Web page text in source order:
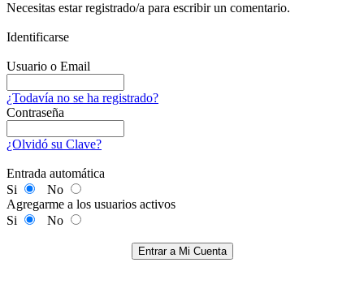
Necesitas estar registrado/a para escribir un comentario.
Identificarse
Usuario o Email
¿Todavía no se ha registrado?
Contraseña
¿Olvidó su Clave?
Entrada automática
Si
No
Agregarme a los usuarios activos
Si
No
Entrar a Mi Cuenta